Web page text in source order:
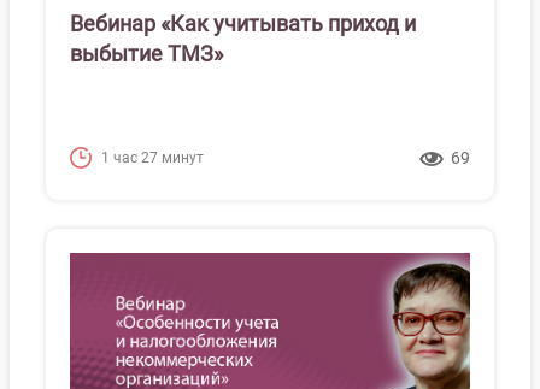
Вебинар «Как учитывать приход и
выбытие ТМЗ»
1 час 27 минут 69